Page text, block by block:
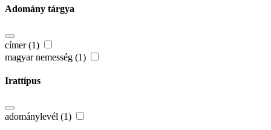
Adomány tárgya
címer (1)
magyar nemesség (1)
Irattípus
adománylevél (1)